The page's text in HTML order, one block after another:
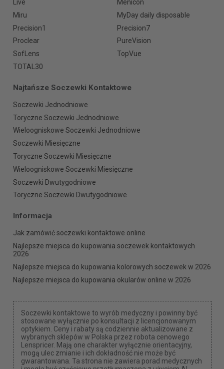
Live
Menicon
Miru
MyDay daily disposable
Precision1
Precision7
Proclear
PureVision
SofLens
TopVue
TOTAL30
Najtańsze Soczewki Kontaktowe
Soczewki Jednodniowe
Toryczne Soczewki Jednodniowe
Wieloogniskowe Soczewki Jednodniowe
Soczewki Miesięczne
Toryczne Soczewki Miesięczne
Wieloogniskowe Soczewki Miesięczne
Soczewki Dwutygodniowe
Toryczne Soczewki Dwutygodniowe
Informacja
Jak zamówić soczewki kontaktowe online
Najlepsze miejsca do kupowania soczewek kontaktowych
2026
Najlepsze miejsca do kupowania kolorowych soczewek w 2026
Najlepsze miejsca do kupowania okularów online w 2026
Soczewki kontaktowe to wyrób medyczny i powinny być
stosowane wyłącznie po konsultacji z licencjonowanym
optykiem. Ceny i rabaty są codziennie aktualizowane z
wybranych sklepów w Polska przez robota cenowego
Lenspricer. Mają one charakter wyłącznie orientacyjny,
mogą ulec zmianie i ich dokładność nie może być
gwarantowana. Ta strona nie zawiera porad medycznych